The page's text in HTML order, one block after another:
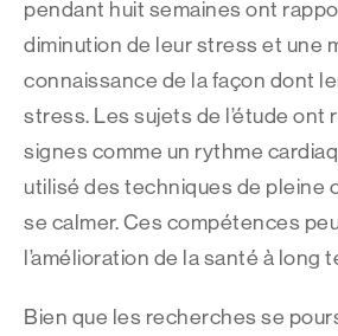
pendant huit semaines ont
diminution de leur stress et une
connaissance de la façon dont
stress. Les sujets de l’étude ont
signes comme un rythme
utilisé des techniques de pleine
se calmer. Ces compétences
l’amélioration de la santé à long
Bien que les recherches se